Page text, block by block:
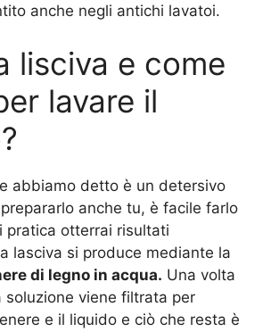
anche negli antichi lavatoi.
lisciva e come
lavare il
abbiamo detto è un detersivo
anche tu, è facile farlo
pratica otterrai risultati
lasciva si produce mediante la
di legno in acqua. Una volta
viene filtrata per
e il liquido e ciò che resta è